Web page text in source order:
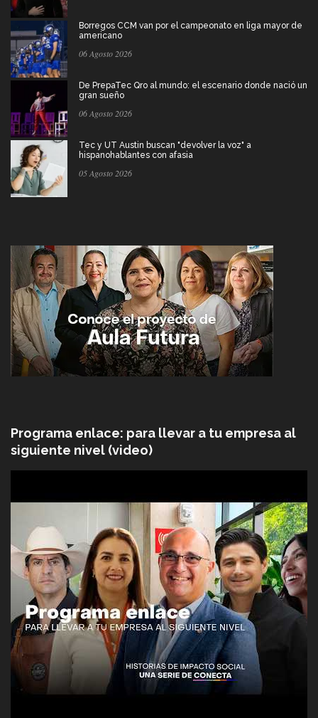
Borregos CCM van por el campeonato en liga mayor de
americano
06 Agosto 2026
De PrepaTec Qro al mundo: el escenario donde nació un
gran sueño
06 Agosto 2026
Tec y UT Austin buscan "devolver la voz" a
hispanohablantes con afasia
05 Agosto 2026
Programa enlace: para llevar a tu empresa al
siguiente nivel (video)